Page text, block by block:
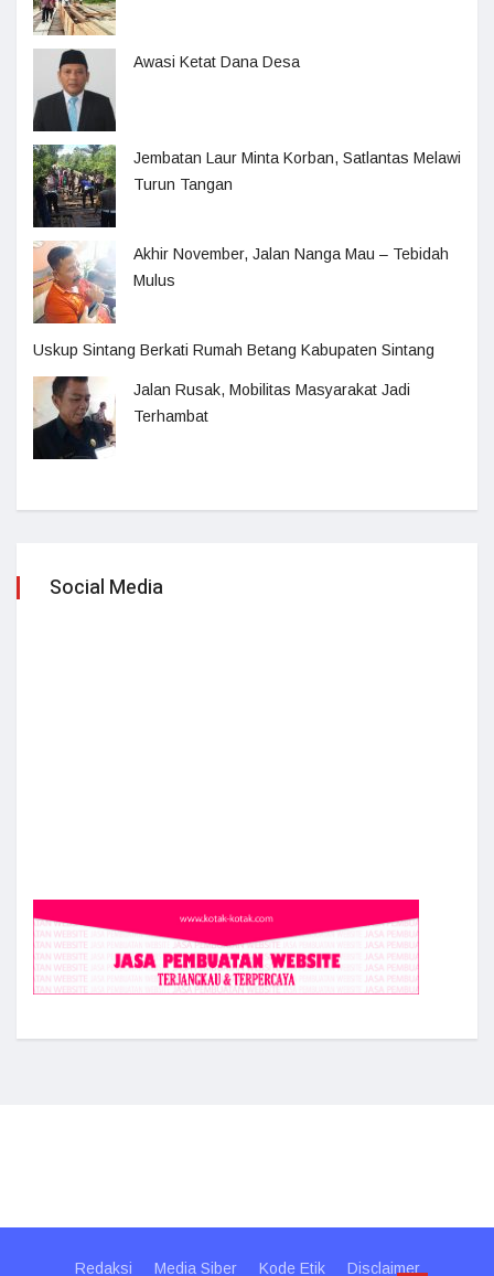
Awasi Ketat Dana Desa
Jembatan Laur Minta Korban, Satlantas Melawi
Turun Tangan
Akhir November, Jalan Nanga Mau – Tebidah
Mulus
Uskup Sintang Berkati Rumah Betang Kabupaten Sintang
Jalan Rusak, Mobilitas Masyarakat Jadi
Terhambat
Social Media
Redaksi Media Siber Kode Etik Disclaimer